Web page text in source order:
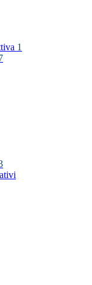
1